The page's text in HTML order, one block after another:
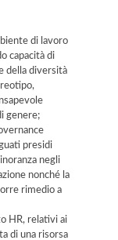
di lavoro
capacità di
della diversità
genere;
presidi
negli
nonché la
rimedio a
HR, relativi ai
di una risorsa